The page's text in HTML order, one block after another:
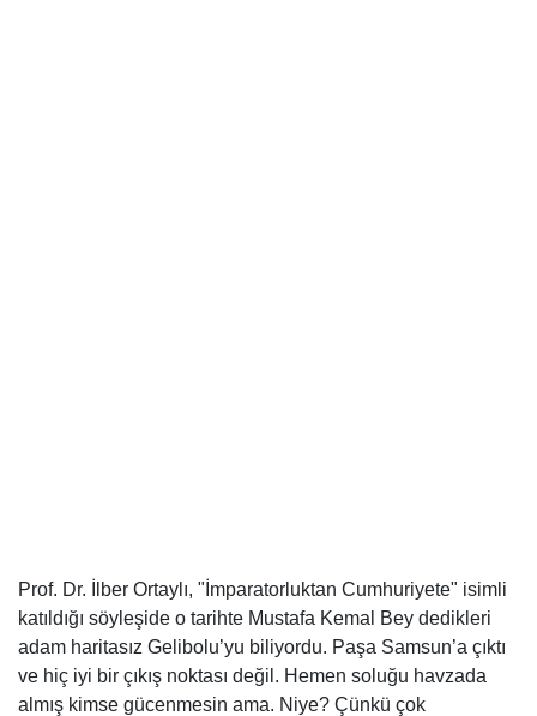
Prof. Dr. İlber Ortaylı, "İmparatorluktan Cumhuriyete" isimli
katıldığı söyleşide o tarihte Mustafa Kemal Bey dedikleri
adam haritasız Gelibolu’yu biliyordu. Paşa Samsun’a çıktı
ve hiç iyi bir çıkış noktası değil. Hemen soluğu havzada
almış kimse gücenmesin ama. Niye? Çünkü çok